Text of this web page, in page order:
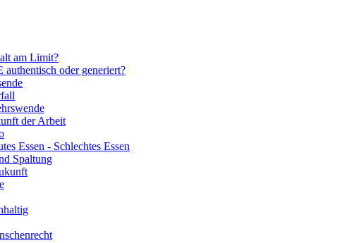
am Limit?
oder generiert?
der Arbeit
Essen - Schlechtes Essen
Spaltung